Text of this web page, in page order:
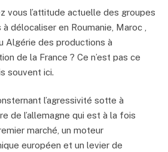
vous l’attitude actuelle des groupes
à délocaliser en Roumanie, Maroc ,
Algérie des productions à
de la France ? Ce n’est pas ce
souvent ici.
l’agressivité sotte à
de l’allemagne qui est à la fois
marché, un moteur
européen et un levier de